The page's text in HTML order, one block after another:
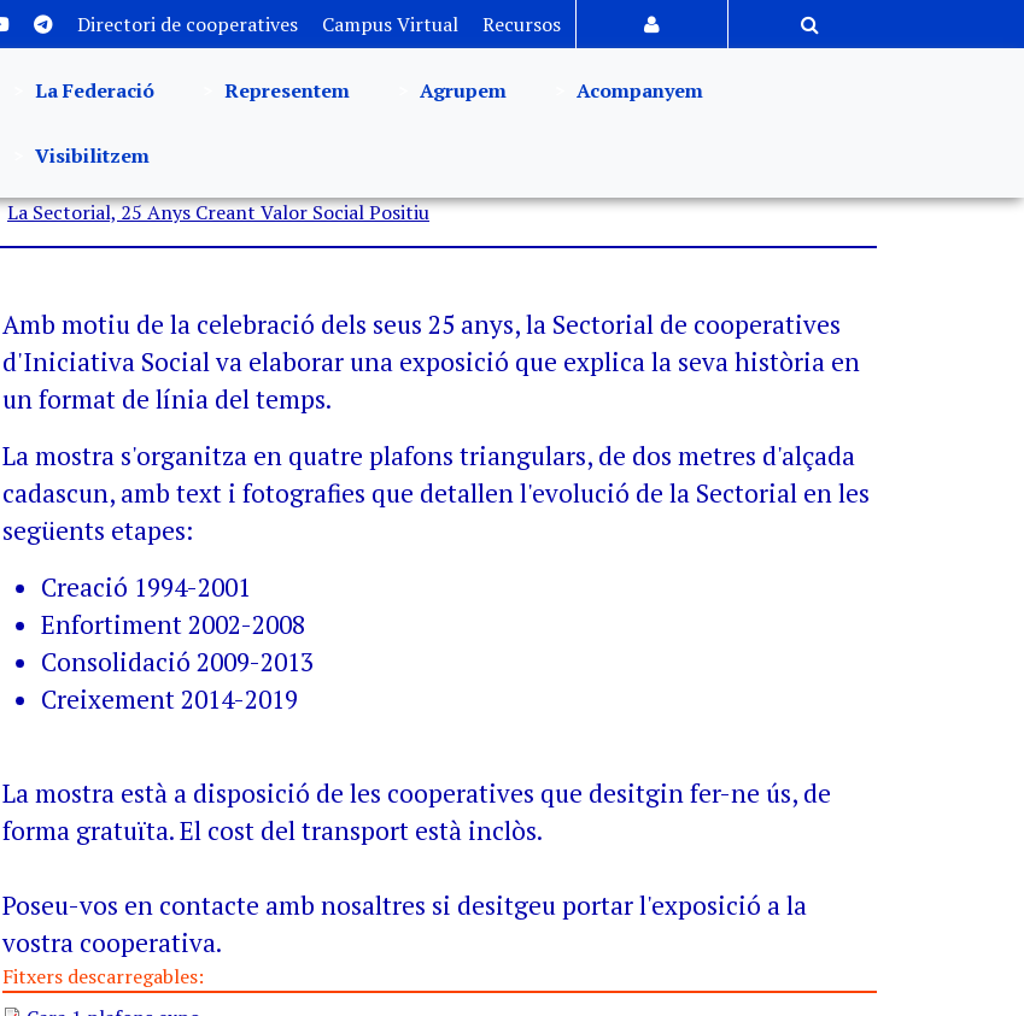
Directori de cooperatives Campus Virtual Recursos
La Federació Representem Agrupem Acompanyem
Visibilitzem
La Sectorial, 25 Anys Creant Valor Social Positiu
Amb motiu de la celebració dels seus 25 anys, la Sectorial de cooperatives
d'Iniciativa Social va elaborar una exposició que explica la seva història en
un format de línia del temps.
La mostra s'organitza en quatre plafons triangulars, de dos metres d'alçada
cadascun, amb text i fotografies que detallen l'evolució de la Sectorial en les
següents etapes:
Creació 1994-2001
Enfortiment 2002-2008
Consolidació 2009-2013
Creixement 2014-2019
La mostra està a disposició de les cooperatives que desitgin fer-ne ús, de
forma gratuïta. El cost del transport està inclòs.
Poseu-vos en contacte amb nosaltres si desitgeu portar l'exposició a la
vostra cooperativa.
Fitxers descarregables: